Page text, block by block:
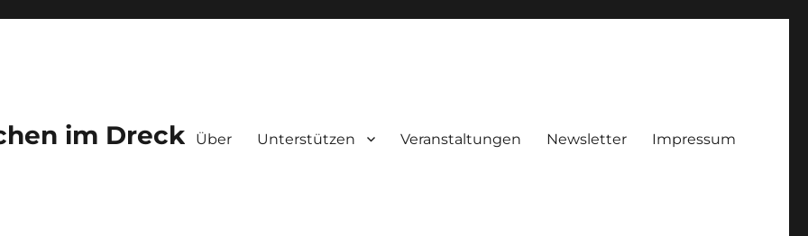
im Dreck Über Unterstützen Veranstaltungen Newsletter Impressum